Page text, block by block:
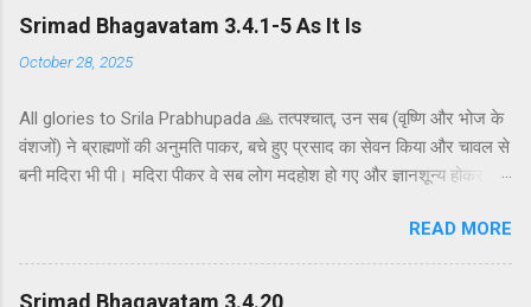
लोगों के लिए विषय है जो प्रयोगात्मक ज्ञान और दर्शन द्वारा अनुमान लगाने और
समझने के इच्छुक हैं। दूसरे वर्ग के लोग कृष्णभावनामृत में कर्म करते हैं, जैसा कि
दूसरे अध्याय के इकसठवें श्लोक में बताया गया है। भगवान ने उनतीसवें श्लोक में भी
कर्म के बंधनों से मुक्त हो सकता है; और इसके अतिरिक्त, इस प्रक्रिया में कोई दोष
नहीं है। इकसठवें श्लोक में यही सिद्धांत अधिक स्पष्ट रूप से समझाया गया है - कि
यह बुद्धि-योग पूर्णतः परब्रह्म (या अधिक विशिष्ट रूप से, कृष्ण पर) ...
Srimad Bhagavatam 3.4.1-5 As It Is
October 28, 2025
All glories to Srila Prabhupada 🙏 तत्पश्चात्, उन सब (वृष्णि और भोज के
वंशजों) ने ब्राह्मणों की अनुमति पाकर, बचे हुए प्रसाद का सेवन किया और चावल से
बनी मदिरा भी पी। मदिरा पीकर वे सब लोग मदहोश हो गए और ज्ञानशून्य होकर
वैष्णवों को भव्य भोजन कराया जाता है, तो यजमान अतिथि की अनुमति के बाद ही
बचे हुए भोजन को ग्रहण करता है। अतः वृष्णि और भोज के वंशजों ने ब्राह्मणों से
औपचारिक रूप से अनुमति ली और तैयार भोजन ग्रहण किया। क्षत्रियों को कुछ
READ MORE
Srimad Bhagavatam 3.4.20